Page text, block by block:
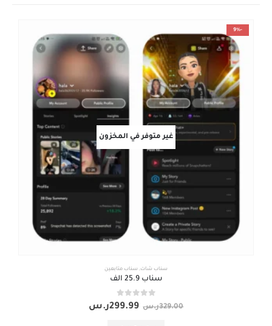
-9%
غير متوفر في المخزون
سناب شات , سناب متابعين
سناب 25.9 الف
329.00ر.س 299.99ر.س